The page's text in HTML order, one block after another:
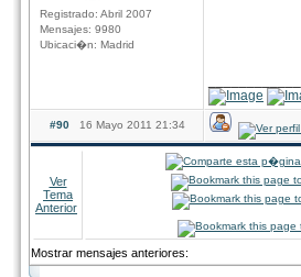
Registrado: Abril 2007
Mensajes: 9980
Ubicaci�n: Madrid
#90 16 Mayo 2011 21:34
Ver
Tema
Anterior
Mostrar mensajes anteriores: